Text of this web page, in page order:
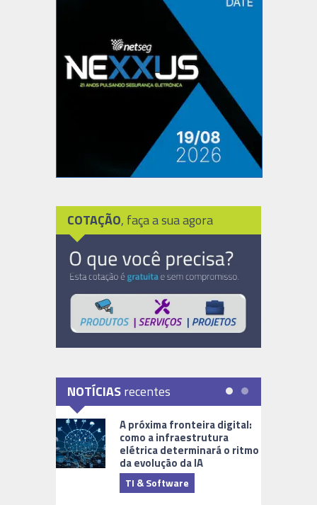
COTAÇÃO, faça a sua agora
NOTÍCIASrecentes
A próxima fronteira digital:
como a infraestrutura
elétrica determinará o ritmo
da evolução da IA
TI & Software